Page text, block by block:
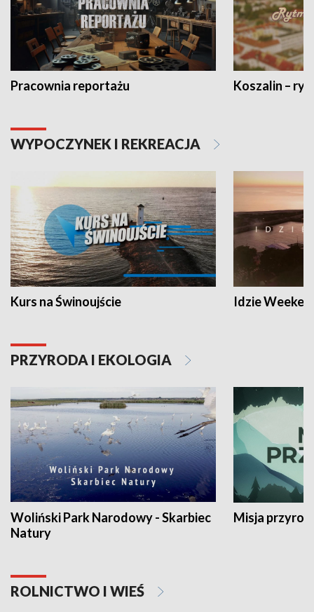
Pracownia reportażu Koszalin –
WYPOCZYNEK I REKREACJA
Kurs na Świnoujście Idzie
PRZYRODA I EKOLOGIA
Woliński Park Narodowy - Skarbiec
Natury
Misja
ROLNICTWO I WIEŚ